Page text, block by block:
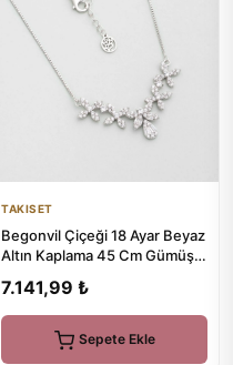
TAKISET
Begonvil Çiçeği 18 Ayar Beyaz
Altın Kaplama 45 Cm Gümüş
7.141,99 ₺
Sepete Ekle